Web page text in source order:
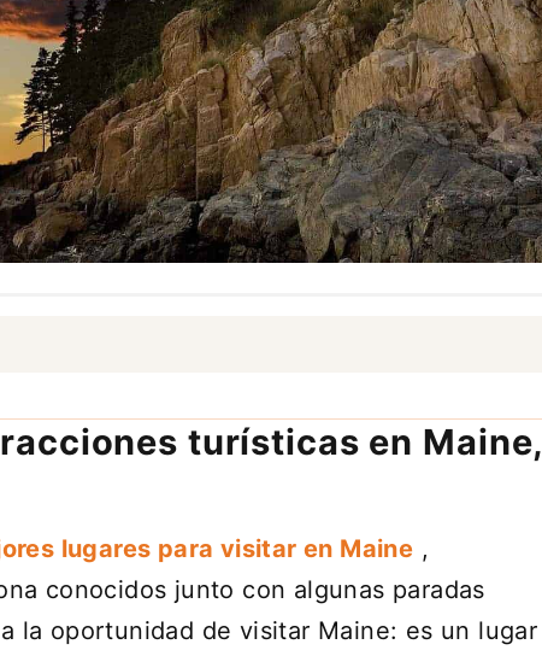
turísticas en Maine,
lugares para visitar en Maine ,
conocidos junto con algunas paradas
la oportunidad de visitar Maine: es un lugar